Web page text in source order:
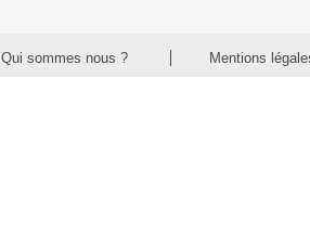
Qui sommes nous ? Mentions